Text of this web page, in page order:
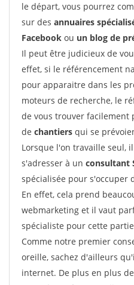
le départ, vous pourrez
sur des annuaires
Facebook ou un blog de
Il peut être judicieux de
effet, si le référencement
pour apparaitre dans les
moteurs de recherche, le
de vous trouver facilement
de chantiers qui se
Lorsque l'on travaille seul,
s'adresser à un consultant
spécialisée pour s'occuper
En effet, cela prend
webmarketing et il vaut
spécialiste pour cette
Comme notre premier
oreille, sachez d'ailleurs
internet. De plus en plus